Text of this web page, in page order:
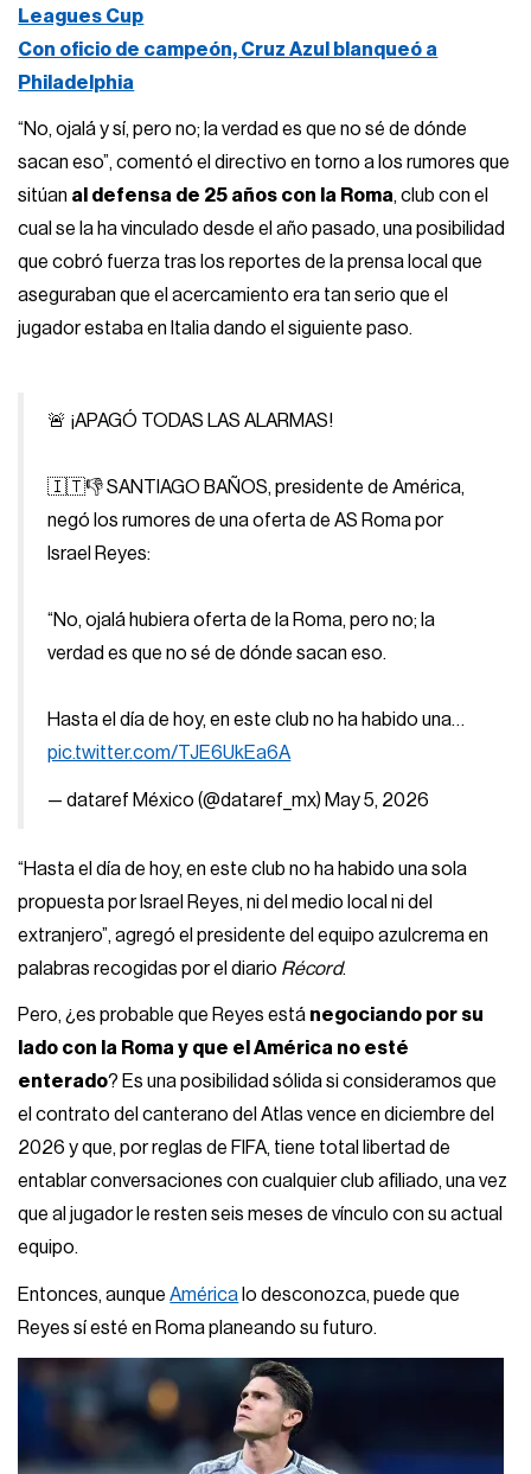
Leagues Cup
Con oficio de campeón, Cruz Azul blanqueó a
Philadelphia
“No, ojalá y sí, pero no; la verdad es que no sé de dónde
sacan eso”, comentó el directivo en torno a los rumores que
sitúan al defensa de 25 años con la Roma, club con el
cual se la ha vinculado desde el año pasado, una posibilidad
que cobró fuerza tras los reportes de la prensa local que
aseguraban que el acercamiento era tan serio que el
jugador estaba en Italia dando el siguiente paso.
🚨 ¡APAGÓ TODAS LAS ALARMAS!
🇮🇹👎 SANTIAGO BAÑOS, presidente de América,
negó los rumores de una oferta de AS Roma por
Israel Reyes:
“No, ojalá hubiera oferta de la Roma, pero no; la
verdad es que no sé de dónde sacan eso.
Hasta el día de hoy, en este club no ha habido una…
pic.twitter.com/TJE6UkEa6A
— dataref México (@dataref_mx) May 5, 2026
“Hasta el día de hoy, en este club no ha habido una sola
propuesta por Israel Reyes, ni del medio local ni del
extranjero”, agregó el presidente del equipo azulcrema en
palabras recogidas por el diario Récord.
Pero, ¿es probable que Reyes está negociando por su
lado con la Roma y que el América no esté
enterado? Es una posibilidad sólida si consideramos que
el contrato del canterano del Atlas vence en diciembre del
2026 y que, por reglas de FIFA, tiene total libertad de
entablar conversaciones con cualquier club afiliado, una vez
que al jugador le resten seis meses de vínculo con su actual
equipo.
Entonces, aunqueAmérica lo desconozca, puede que
Reyes sí esté en Roma planeando su futuro.